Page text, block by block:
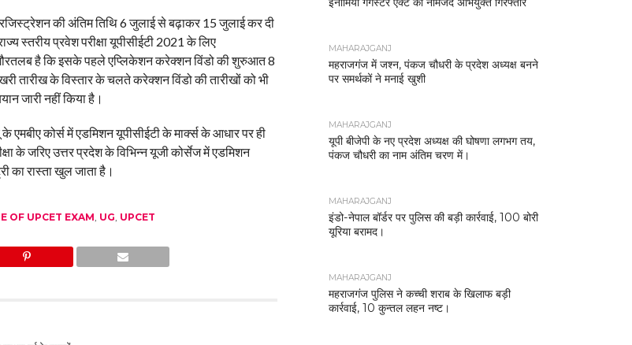
की अंतिम तिथि 6 जुलाई से बढ़ाकर 15 जुलाई कर दी
स्तरीय प्रवेश परीक्षा यूपीसीईटी 2021 के लिए
है कि इसके पहले एप्लिकेशन करेक्शन विंडो की शुरुआत 8
के विस्तार के चलते करेक्शन विंडो की तारीखों को भी
जारी नहीं किया है।
कोर्स में एडमिशन यूपीसीईटी के मार्क्स के आधार पर ही
के जरिए उत्तर प्रदेश के विभिन्न यूजी कोर्सेज में एडमिशन
का रास्ता खुल जाता है।
OF UPCET EXAM, UG, UPCET
MAHARAJGANJ
महराजगंज में जश्न, पंकज चौधरी के प्रदेश अध्यक्ष बनने
पर समर्थकों ने मनाई खुशी
MAHARAJGANJ
यूपी बीजेपी के नए प्रदेश अध्यक्ष की घोषणा लगभग तय,
पंकज चौधरी का नाम अंतिम चरण में।
MAHARAJGANJ
इंडो-नेपाल बॉर्डर पर पुलिस की बड़ी कार्रवाई, 100 बोरी
यूरिया बरामद।
MAHARAJGANJ
महराजगंज पुलिस ने कच्ची शराब के खिलाफ बड़ी
कार्रवाई, 10 कुन्तल लहन नष्ट।